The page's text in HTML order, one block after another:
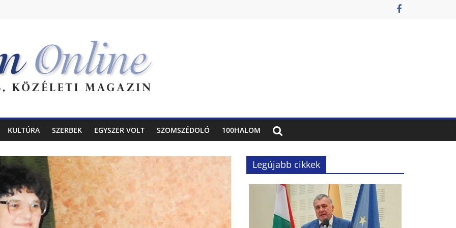
KULTÚRA SZERBEK EGYSZER VOLT SZOMSZÉDOLÓ 100HALOM
Legújabb cikkek